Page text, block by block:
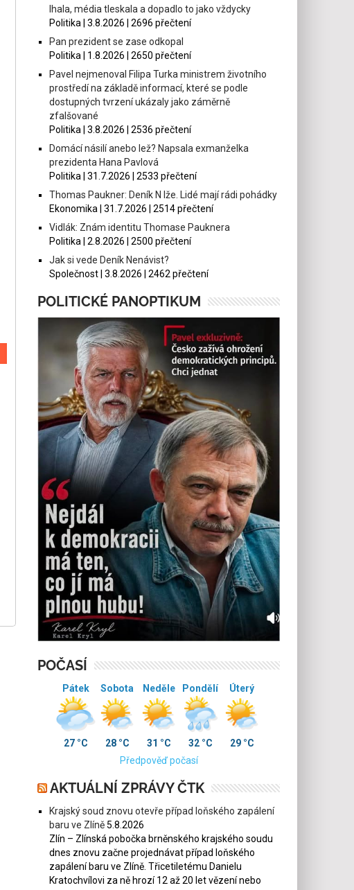
lhala, média tleskala a dopadlo to jako vždycky
Politika | 3.8.2026 | 2696 přečtení
Pan prezident se zase odkopal
Politika | 1.8.2026 | 2650 přečtení
Pavel nejmenoval Filipa Turka ministrem životního
prostředí na základě informací, které se podle
dostupných tvrzení ukázaly jako záměrně
zfalšované
Politika | 3.8.2026 | 2536 přečtení
Domácí násilí anebo lež? Napsala exmanželka
prezidenta Hana Pavlová
Politika | 31.7.2026 | 2533 přečtení
Thomas Paukner: Deník N lže. Lidé mají rádi pohádky
Ekonomika | 31.7.2026 | 2514 přečtení
Vidlák: Znám identitu Thomase Pauknera
Politika | 2.8.2026 | 2500 přečtení
Jak si vede Deník Nenávist?
Společnost | 3.8.2026 | 2462 přečtení
POLITICKÉ PANOPTIKUM
POČASÍ
Pátek
27 °C
Sobota
28 °C
Neděle
31 °C
Pondělí
32 °C
Úterý
29 °C
Předpověď počasí
AKTUÁLNÍ ZPRÁVY ČTK
Krajský soud znovu otevře případ loňského zapálení
baru ve Zlíně 5.8.2026
Zlín – Zlínská pobočka brněnského krajského soudu
dnes znovu začne projednávat případ loňského
zapálení baru ve Zlíně. Třicetiletému Danielu
Kratochvílovi za ně hrozí 12 až 20 let vězení nebo